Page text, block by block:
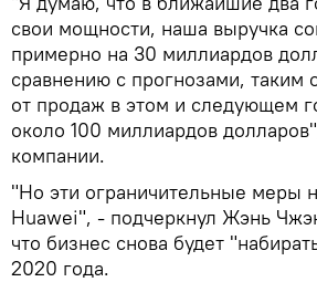
свои мощности, наша выручка
примерно на 30 миллиардов
сравнению с прогнозами, таким
от продаж в этом и следующем
около 100 миллиардов
компании.
"Но эти ограничительные меры
Huawei", - подчеркнул Жэнь
что бизнес снова будет
2020 года.